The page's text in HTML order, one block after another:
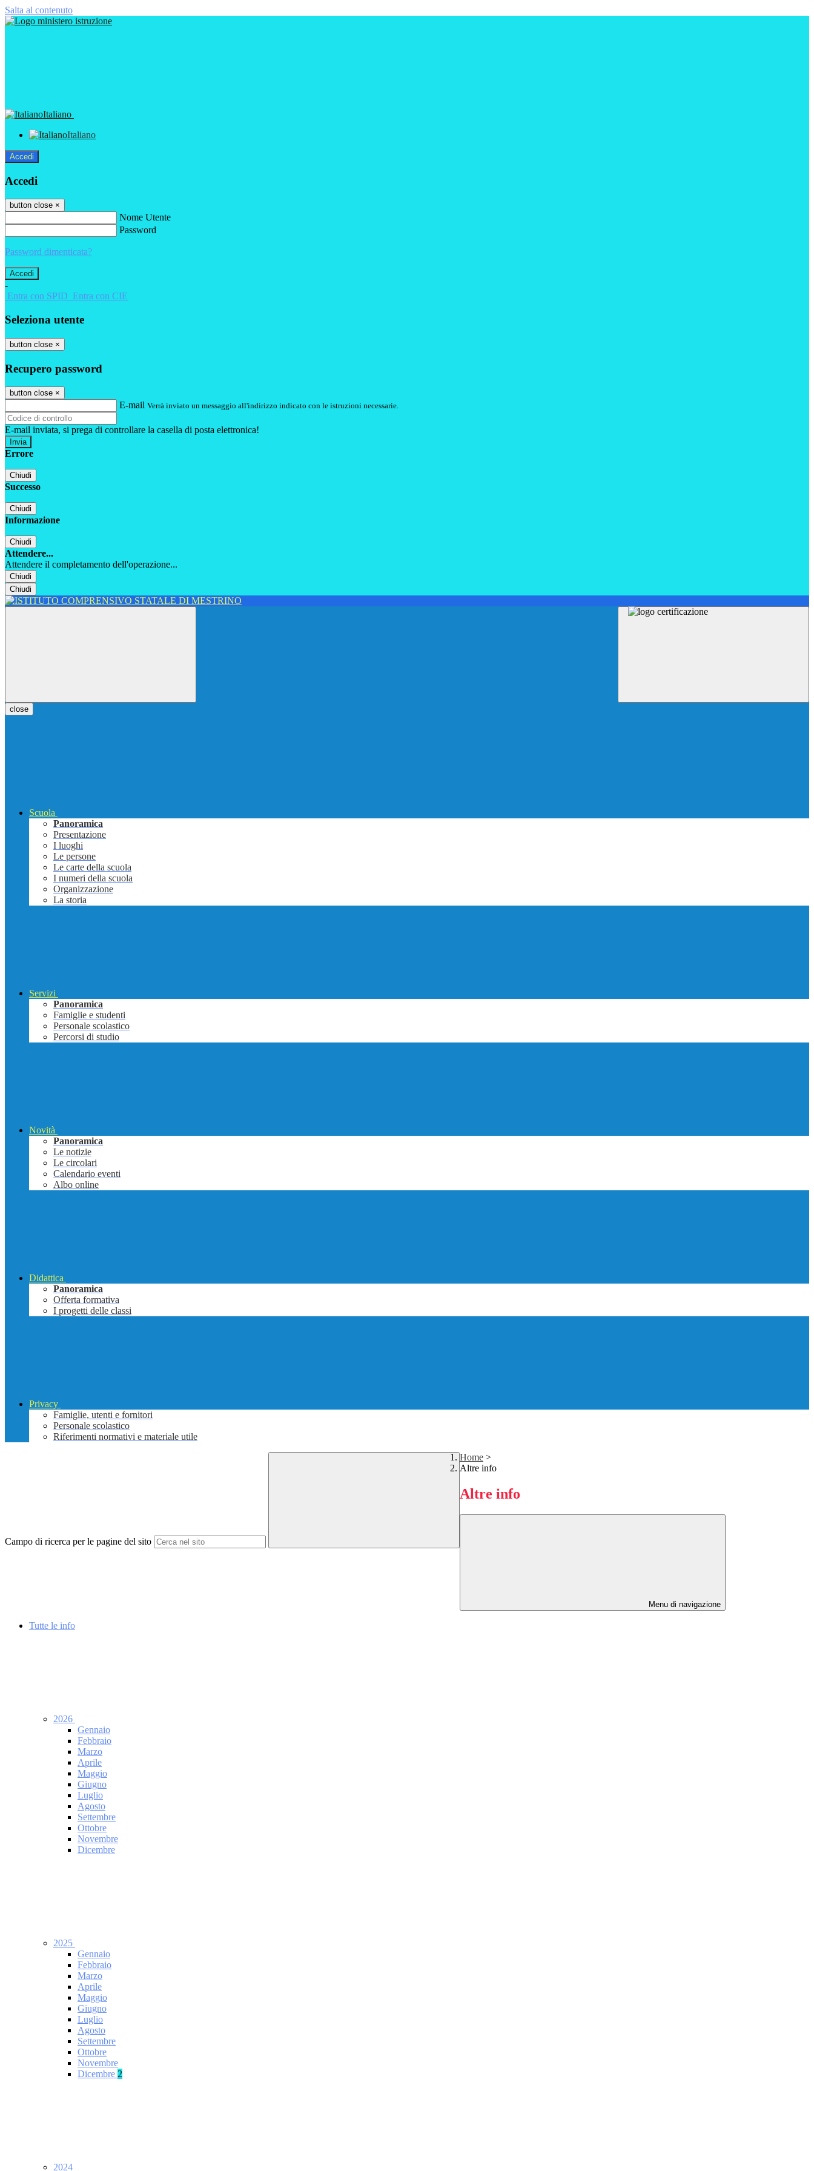
Salta al contenuto
Italiano
Italiano
Accedi
Accedi
button close ×
Nome Utente
Password
Password dimenticata?
-
Entra con SPID Entra con CIE
Seleziona utente
button close ×
Recupero password
button close ×
E-mail Verrà inviato un messaggio all'indirizzo indicato con le istruzioni necessarie.
E-mail inviata, si prega di controllare la casella di posta elettronica!
Errore
Chiudi
Successo
Chiudi
Informazione
Chiudi
Attendere...
Attendere il completamento dell'operazione...
Chiudi
Chiudi
close
Scuola
Panoramica
Presentazione
I luoghi
Le persone
Le carte della scuola
I numeri della scuola
Organizzazione
La storia
Servizi
Panoramica
Famiglie e studenti
Personale scolastico
Percorsi di studio
Novità
Panoramica
Le notizie
Le circolari
Calendario eventi
Albo online
Didattica
Panoramica
Offerta formativa
I progetti delle classi
Privacy
Famiglie, utenti e fornitori
Personale scolastico
Riferimenti normativi e materiale utile
Campo di ricerca per le pagine del sito
Home >
Altre info
Altre info
Menu di navigazione
Tutte le info
2026
Gennaio
Febbraio
Marzo
Aprile
Maggio
Giugno
Luglio
Agosto
Settembre
Ottobre
Novembre
Dicembre
2025
Gennaio
Febbraio
Marzo
Aprile
Maggio
Giugno
Luglio
Agosto
Settembre
Ottobre
Novembre
Dicembre 2
2024